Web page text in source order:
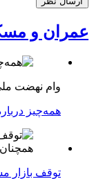
عمران و
وام نهضت ملی
همه‌چیز درباره
توقف بازار